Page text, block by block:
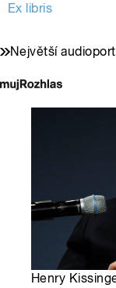
Ex libris
Největší
Henry